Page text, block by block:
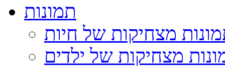
תמונות
מצחיקות של חיות
מצחיקות של ילדים